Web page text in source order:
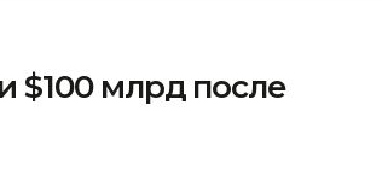
$100 млрд после